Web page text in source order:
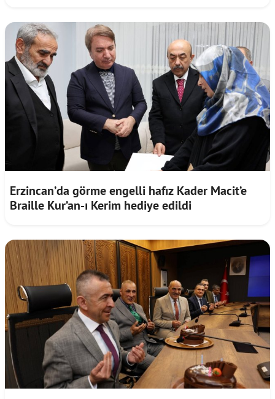
Erzincan’da görme engelli hafız Kader Macit’e
Braille Kur’an-ı Kerim hediye edildi